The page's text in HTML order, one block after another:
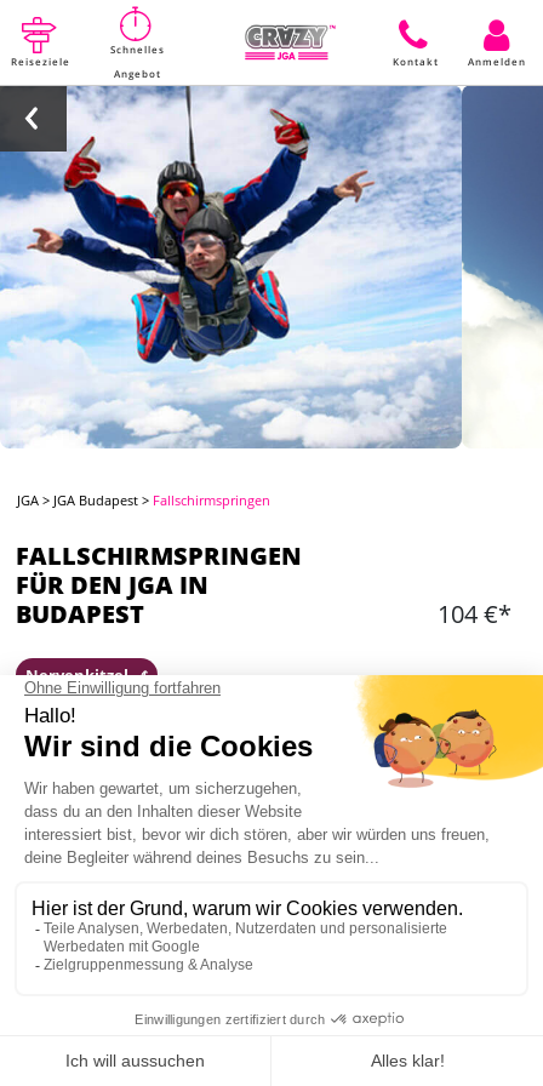
Reiseziele
Schnelles
Angebot
Kontakt Anmelden
JGA > JGA Budapest > Fallschirmspringen
FALLSCHIRMSPRINGEN
FÜR DEN JGA IN
BUDAPEST
104 €*
Nervenkitzel 🎢
WAS IST ENTHALTEN?
Sprung für den Bräutigam aus einem
Kleinflugzeug mit einem professionellen
Tandempiloten
Erfahrung
Hin- und Rücktransfer für die gesamte Gruppe
Mein JGA in Budapest